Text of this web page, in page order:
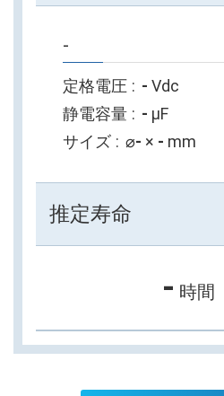
-
定格電圧 - Vdc
静電容量
- µF
サイズ
⌀- × - mm
推定寿命
- 時間